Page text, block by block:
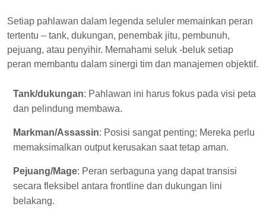
Setiap pahlawan dalam legenda seluler memainkan peran
tertentu – tank, dukungan, penembak jitu, pembunuh,
pejuang, atau penyihir. Memahami seluk -beluk setiap
peran membantu dalam sinergi tim dan manajemen objektif.
Tank/dukungan: Pahlawan ini harus fokus pada visi peta
dan pelindung membawa.
Markman/Assassin: Posisi sangat penting; Mereka perlu
memaksimalkan output kerusakan saat tetap aman.
Pejuang/Mage: Peran serbaguna yang dapat transisi
secara fleksibel antara frontline dan dukungan lini
belakang.